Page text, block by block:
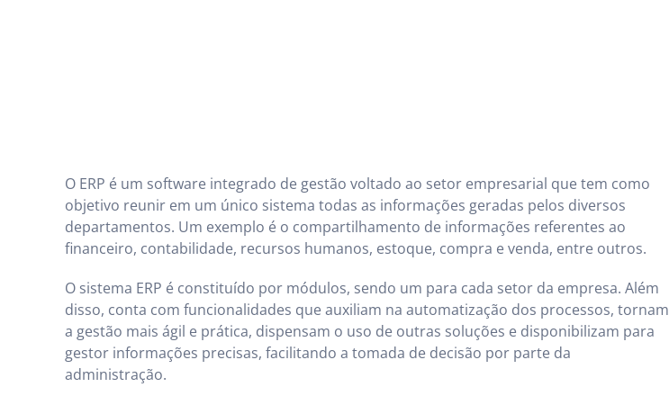
O ERP é um software integrado de gestão voltado ao setor empresarial que tem como
objetivo reunir em um único sistema todas as informações geradas pelos diversos
departamentos. Um exemplo é o compartilhamento de informações referentes ao
financeiro, contabilidade, recursos humanos, estoque, compra e venda, entre outros.
O sistema ERP é constituído por módulos, sendo um para cada setor da empresa. Além
disso, conta com funcionalidades que auxiliam na automatização dos processos, tornam
a gestão mais ágil e prática, dispensam o uso de outras soluções e disponibilizam para
gestor informações precisas, facilitando a tomada de decisão por parte da
administração.